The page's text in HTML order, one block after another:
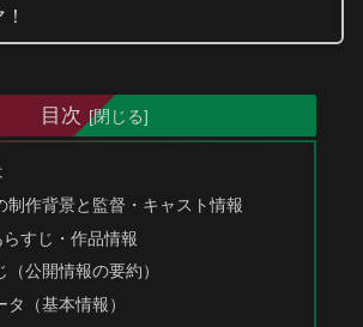
目次
制作背景と監督・キャスト情報
すじ・作品情報
（公開情報の要約）
タ（基本情報）